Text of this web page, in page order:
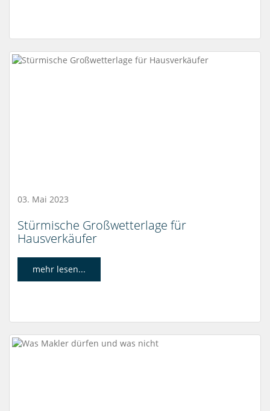
03. Mai 2023
Stürmische Großwetterlage für
Hausverkäufer
mehr lesen...